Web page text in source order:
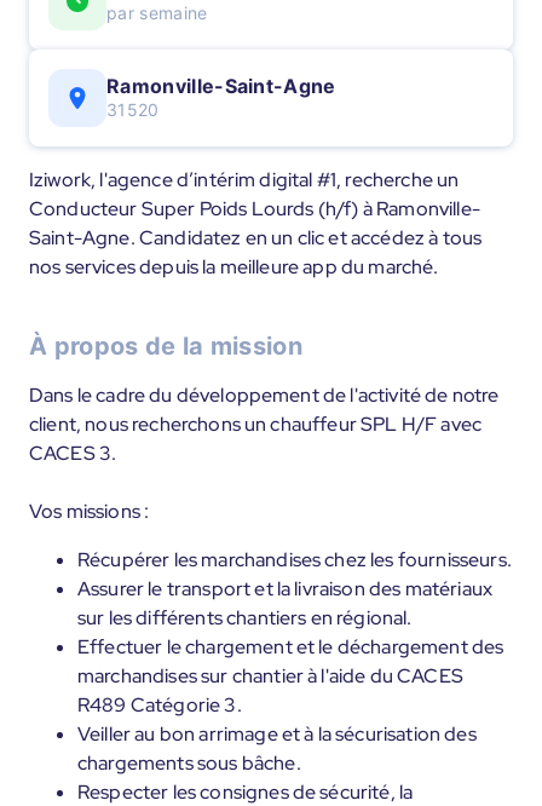
par semaine
Ramonville-Saint-Agne
31520
Iziwork, l'agence d’intérim digital #1, recherche un
Conducteur Super Poids Lourds (h/f) à Ramonville-
Saint-Agne. Candidatez en un clic et accédez à tous
nos services depuis la meilleure app du marché.
À propos de la mission
Dans le cadre du développement de l'activité de notre
client, nous recherchons un chauffeur SPL H/F avec
CACES 3.
Vos missions :
Récupérer les marchandises chez les fournisseurs.
Assurer le transport et la livraison des matériaux
sur les différents chantiers en régional.
Effectuer le chargement et le déchargement des
marchandises sur chantier à l'aide du CACES
R489 Catégorie 3.
Veiller au bon arrimage et à la sécurisation des
chargements sous bâche.
Respecter les consignes de sécurité, la